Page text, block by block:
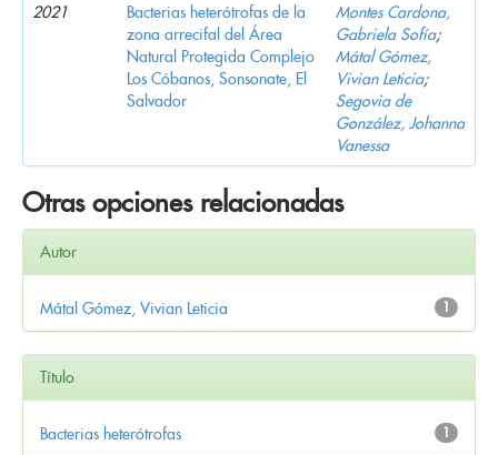
2021
Bacterias heterótrofas de la
zona arrecifal del Área
Natural Protegida Complejo
Los Cóbanos, Sonsonate, El
Salvador
Montes Cardona,
Gabriela Sofía;
Mátal Gómez,
Vivian Leticia;
Segovia de
González, Johanna
Vanessa
Otras opciones relacionadas
Autor
1
Mátal Gómez, Vivian Leticia
Título
1
Bacterias heterótrofas